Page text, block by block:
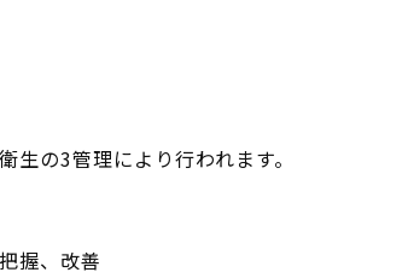
の3管理により行われます。
握、改善